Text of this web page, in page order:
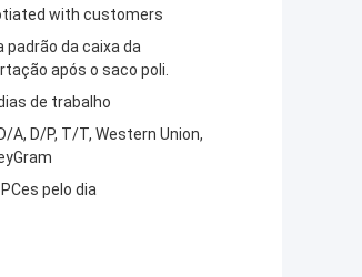
with customers
padrão da caixa da
após o saco poli.
de trabalho
A, D/P, T/T, Western Union,
pelo dia